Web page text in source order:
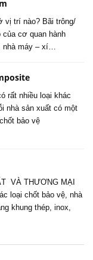
vị trí nào? Bãi trông/
cơ quan hành
máy – xí…
rất nhiều loại khác
nhà sản xuất có một
bảo vệ
VÀ THƯƠNG MẠI
loại chốt bảo vệ, nhà
khung thép, inox,